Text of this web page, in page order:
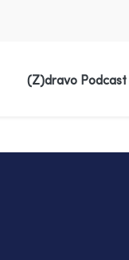
(Z)dravo Podcast